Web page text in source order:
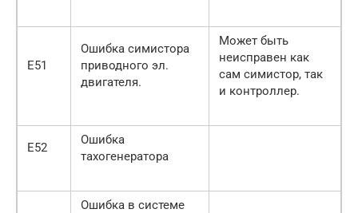
Е51
Ошибка симистора
приводного эл.
двигателя.
Может быть
неисправен как
сам симистор, так
и контроллер.
Е52
Ошибка
тахогенератора
Ошибка в системе